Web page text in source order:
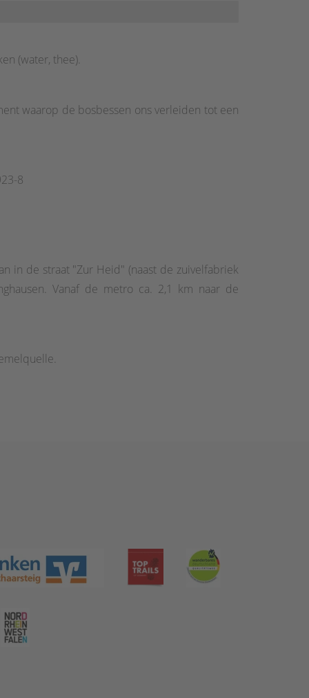
pad leidt ons licht bergafwaarts en langs het
m). Neem een pauze en geniet van het
titelbeschrijving.Van Kalied langs de weide en
Rechtsaf in een holte. Tot het keerpunt
de grens tussen Hessen en Hessen. In het
is het tijd om een belangrijke beslissing te
(water, thee).
waarop de bosbessen ons verleiden tot een
8
in de straat "Zur Heid" (naast de zuivelfabriek
Vanaf de metro ca. 2,1 km naar de